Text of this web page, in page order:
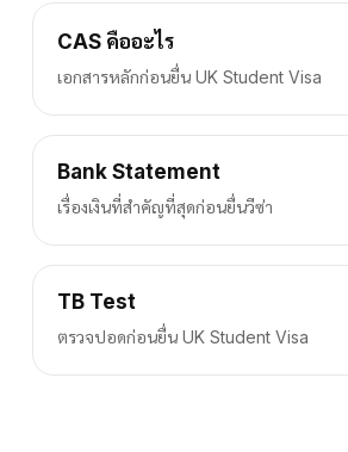
CAS คืออะไร
เอกสารหลักก่อนยื่น UK Student Visa
Bank Statement
เรื่องเงินที่สำคัญที่สุดก่อนยื่นวีซ่า
TB Test
ตรวจปอดก่อนยื่น UK Student Visa